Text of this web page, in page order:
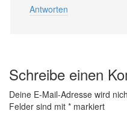
Antworten
Schreibe einen
Deine E-Mail-Adresse wird
Felder sind mit * markiert